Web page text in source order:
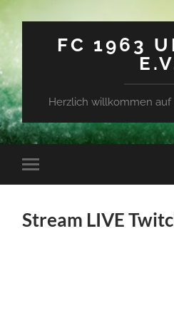
FC 1963
Herzlich willkommen
Mobile-
Menü
Stream LIVE